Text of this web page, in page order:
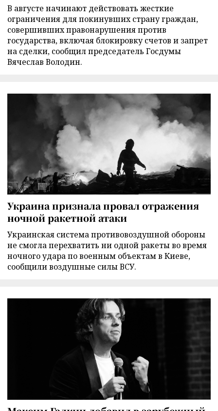
В августе начинают действовать жесткие
ограничения для покинувших страну граждан,
совершивших правонарушения против
государства, включая блокировку счетов и запрет
на сделки, сообщил председатель Госдумы
Вячеслав Володин.
Украина признала провал отражения
ночной ракетной атаки
Украинская система противовоздушной обороны
не смогла перехватить ни одной ракеты во время
ночного удара по военным объектам в Киеве,
сообщили воздушные силы ВСУ.